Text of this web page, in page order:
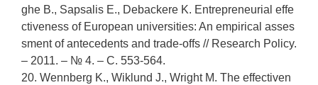
ghe B., Sapsalis E., Debackere K. Entrepreneurial effe
ctiveness of European universities: An empirical asses
sment of antecedents and trade-offs // Research Policy.
– 2011. – № 4. – С. 553-564.
20. Wennberg K., Wiklund J., Wright M. The effectiven